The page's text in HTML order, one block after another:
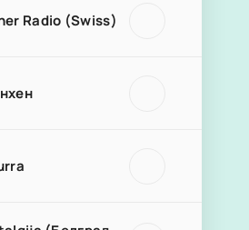
Radio (Swiss)